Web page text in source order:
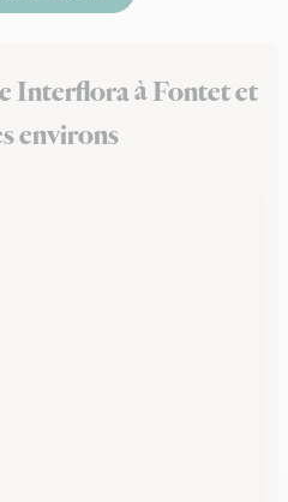
Interflora à Fontet et
environs